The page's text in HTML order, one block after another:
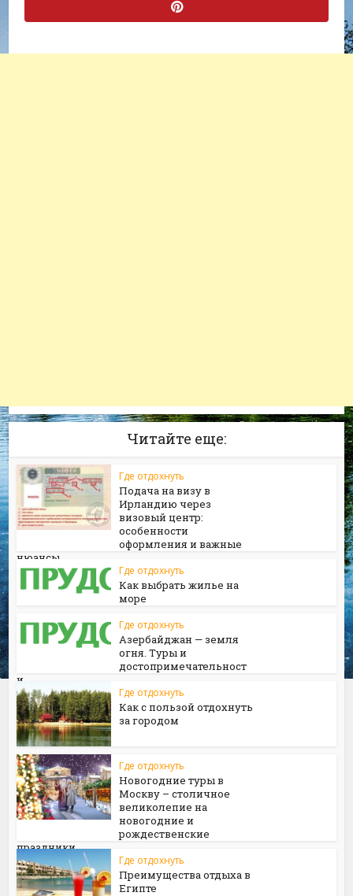
Читайте еще:
Где отдохнуть
Подача на визу в
Ирландию через
визовый центр:
особенности
оформления и важные
нюансы
Где отдохнуть
Как выбрать жилье на
море
Где отдохнуть
Азербайджан — земля
огня. Туры и
достопримечательност
и
Где отдохнуть
Как с пользой отдохнуть
за городом
Где отдохнуть
Новогодние туры в
Москву – столичное
великолепие на
новогодние и
рождественские
праздники
Где отдохнуть
Преимущества отдыха в
Египте